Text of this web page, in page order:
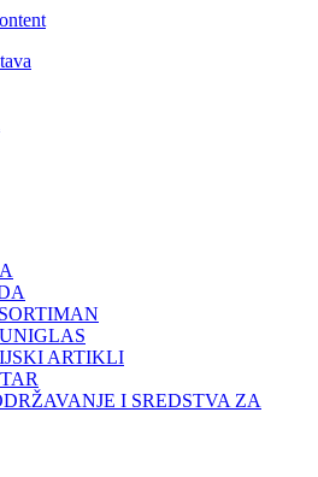
ARTIKLI
I SREDSTVA ZA